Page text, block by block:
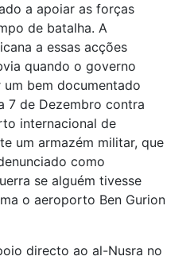
a apoiar as forças
de batalha. A
a essas acções
quando o governo
bem documentado
7 de Dezembro contra
internacional de
um armazém militar, que
como
se alguém tivesse
o aeroporto Ben Gurion
directo ao al-Nusra no